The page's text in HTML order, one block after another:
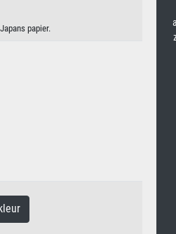
papier.